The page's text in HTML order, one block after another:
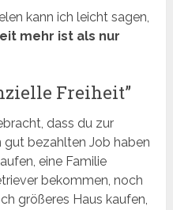
kann ich leicht sagen,
mehr ist als nur
Freiheit”
dass du zur
gut bezahlten Job haben
eine Familie
bekommen, noch
größeres Haus kaufen,